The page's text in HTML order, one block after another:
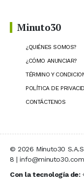
Minuto30
¿QUIÉNES SOMOS?
¿CÓMO ANUNCIAR?
TÉRMINO Y
POLÍTICA DE
CONTÁCTENOS
© 2026 Minuto30
8 | info@minuto30.com
Con la tecnología de: